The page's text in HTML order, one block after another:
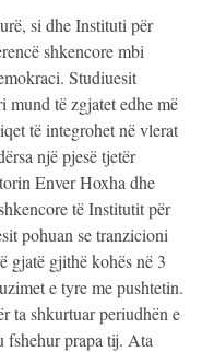
si dhe Instituti për
shkencore mbi
Studiuesit
të zgjatet edhe më
të integrohet në vlerat
një pjesë tjetër
Enver Hoxha dhe
të Institutit për
pohuan se tranzicioni
gjatë gjithë kohës në 3
e tyre me pushtetin.
ta shkurtuar periudhën e
fshehur prapa tij. Ata